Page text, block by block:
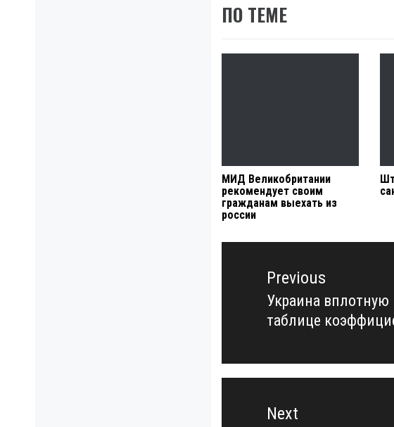
ПО ТЕМЕ
МИД Великобритании
рекомендует своим
гражданам выехать из
россии
Навигация
записямPrevious
Previous
post:
Украина
таблице
Next